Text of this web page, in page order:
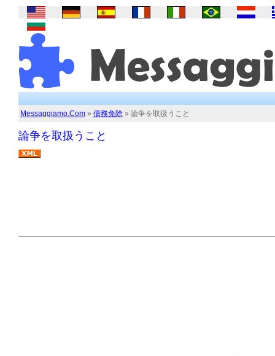
Messaggiamo.Com » 債務免除 » 論争を取扱うこと
論争を取扱うこと